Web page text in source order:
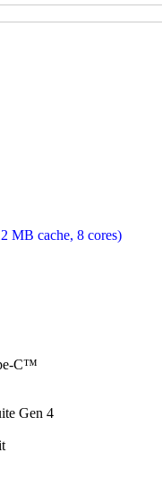
MB cache, 8 cores)
C™
Gen 4